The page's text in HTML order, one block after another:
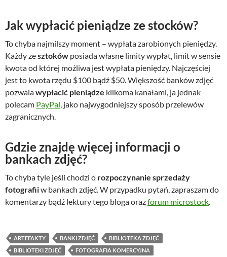
Jak wypłacić pieniądze ze stocków?
To chyba najmilszy moment – wypłata zarobionych pieniędzy.
Każdy zesztoków posiada własne limity wypłat, limit w sensie
kwota od której możliwa jest wypłata pieniędzy. Najczęściej
jest to kwota rzędu $100 bądź $50. Większość banków zdjęć
pozwalawypłacić pieniądze kilkoma kanałami, ja jednak
polecam PayPal , jako najwygodniejszy sposób przelewów
zagranicznych.
Gdzie znajdę więcej informacji o
bankach zdjęć?
To chyba tyle jeśli chodzi o rozpoczynanie sprzedaży
fotografiiw bankach zdjęć. W przypadku pytań, zapraszam do
komentarzy bądź lektury tego bloga orazforum microstock
ARTEFAKTY BANKI ZDJĘĆ
BIBLIOTEKA ZDJĘĆ
BIBLIOTEKI ZDJĘĆ
FOTOGRAFIA KOMERCYJNA